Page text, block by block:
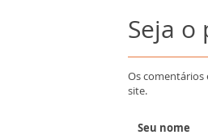
Seja
Os comentários
site.
Seu nome